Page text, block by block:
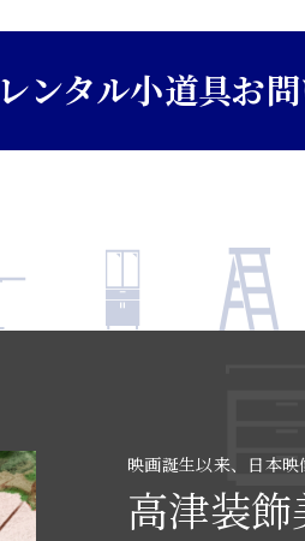
レンタル小道具お
映画誕生以来、日本
高津装